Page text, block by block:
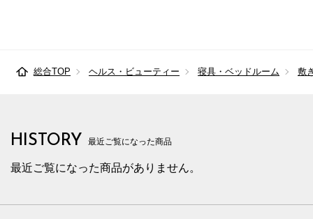
総合TOP ヘルス・ビューティー 寝具・ベッドルーム 敷
HISTORY 最近ご覧になった商品
最近ご覧になった商品がありません。